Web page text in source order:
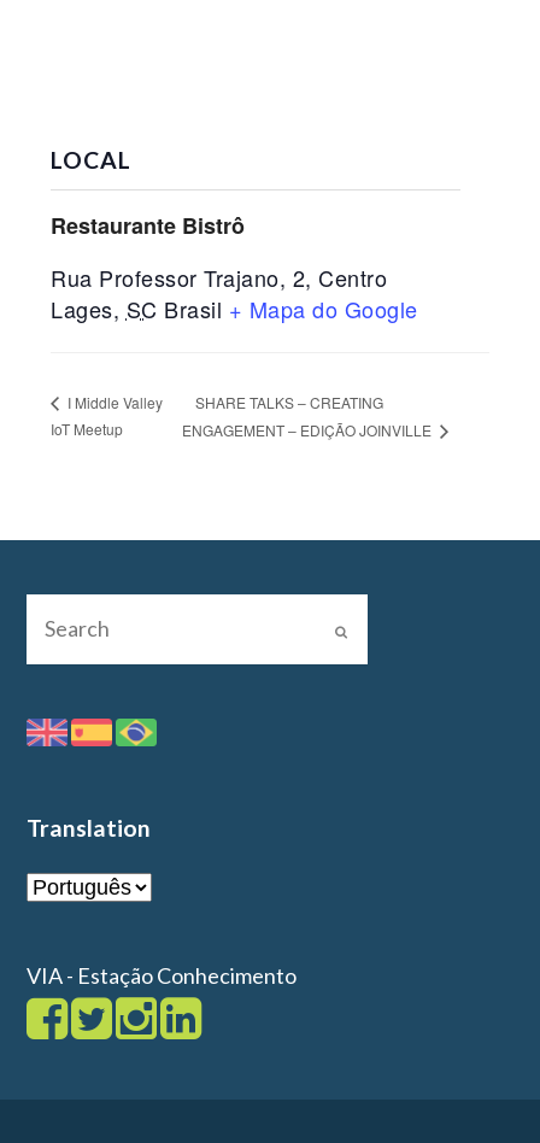
LOCAL
Restaurante Bistrô
Rua Professor Trajano, 2, Centro
Lages, SC Brasil + Mapa do Google
I Middle Valley
IoT Meetup
SHARE TALKS – CREATING
ENGAGEMENT – EDIÇÃO JOINVILLE
Translation
VIA - Estação Conhecimento